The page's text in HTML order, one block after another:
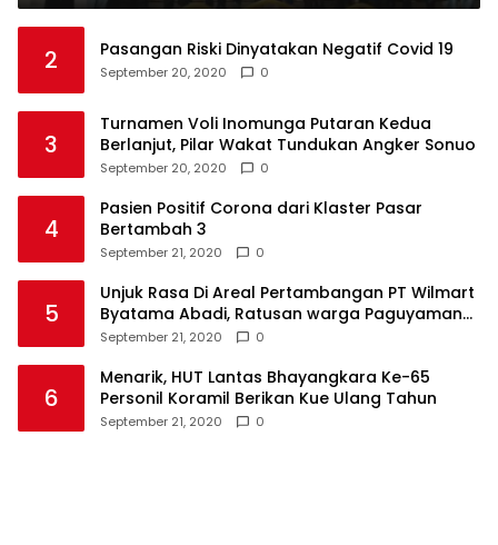
2 Pasangan Riski Dinyatakan Negatif Covid 19
September 20, 2020 0
3
Turnamen Voli Inomunga Putaran Kedua
Berlanjut, Pilar Wakat Tundukan Angker Sonuo
September 20, 2020 0
4
Pasien Positif Corona dari Klaster Pasar
Bertambah 3
September 21, 2020 0
5
Unjuk Rasa Di Areal Pertambangan PT Wilmart
Byatama Abadi, Ratusan warga Paguyaman
Pantai Tuntut Hal Ini
September 21, 2020 0
6
Menarik, HUT Lantas Bhayangkara Ke-65
Personil Koramil Berikan Kue Ulang Tahun
September 21, 2020 0